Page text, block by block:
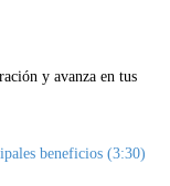
y avanza en tus
beneficios (3:30)